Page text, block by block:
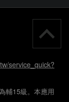
service_quick?
輔15級。本應用